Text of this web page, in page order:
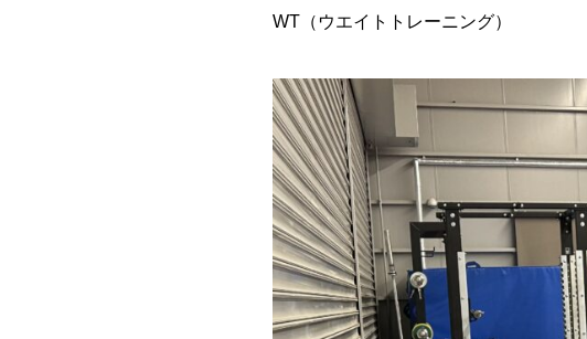
WT（ウエイトトレーニング）